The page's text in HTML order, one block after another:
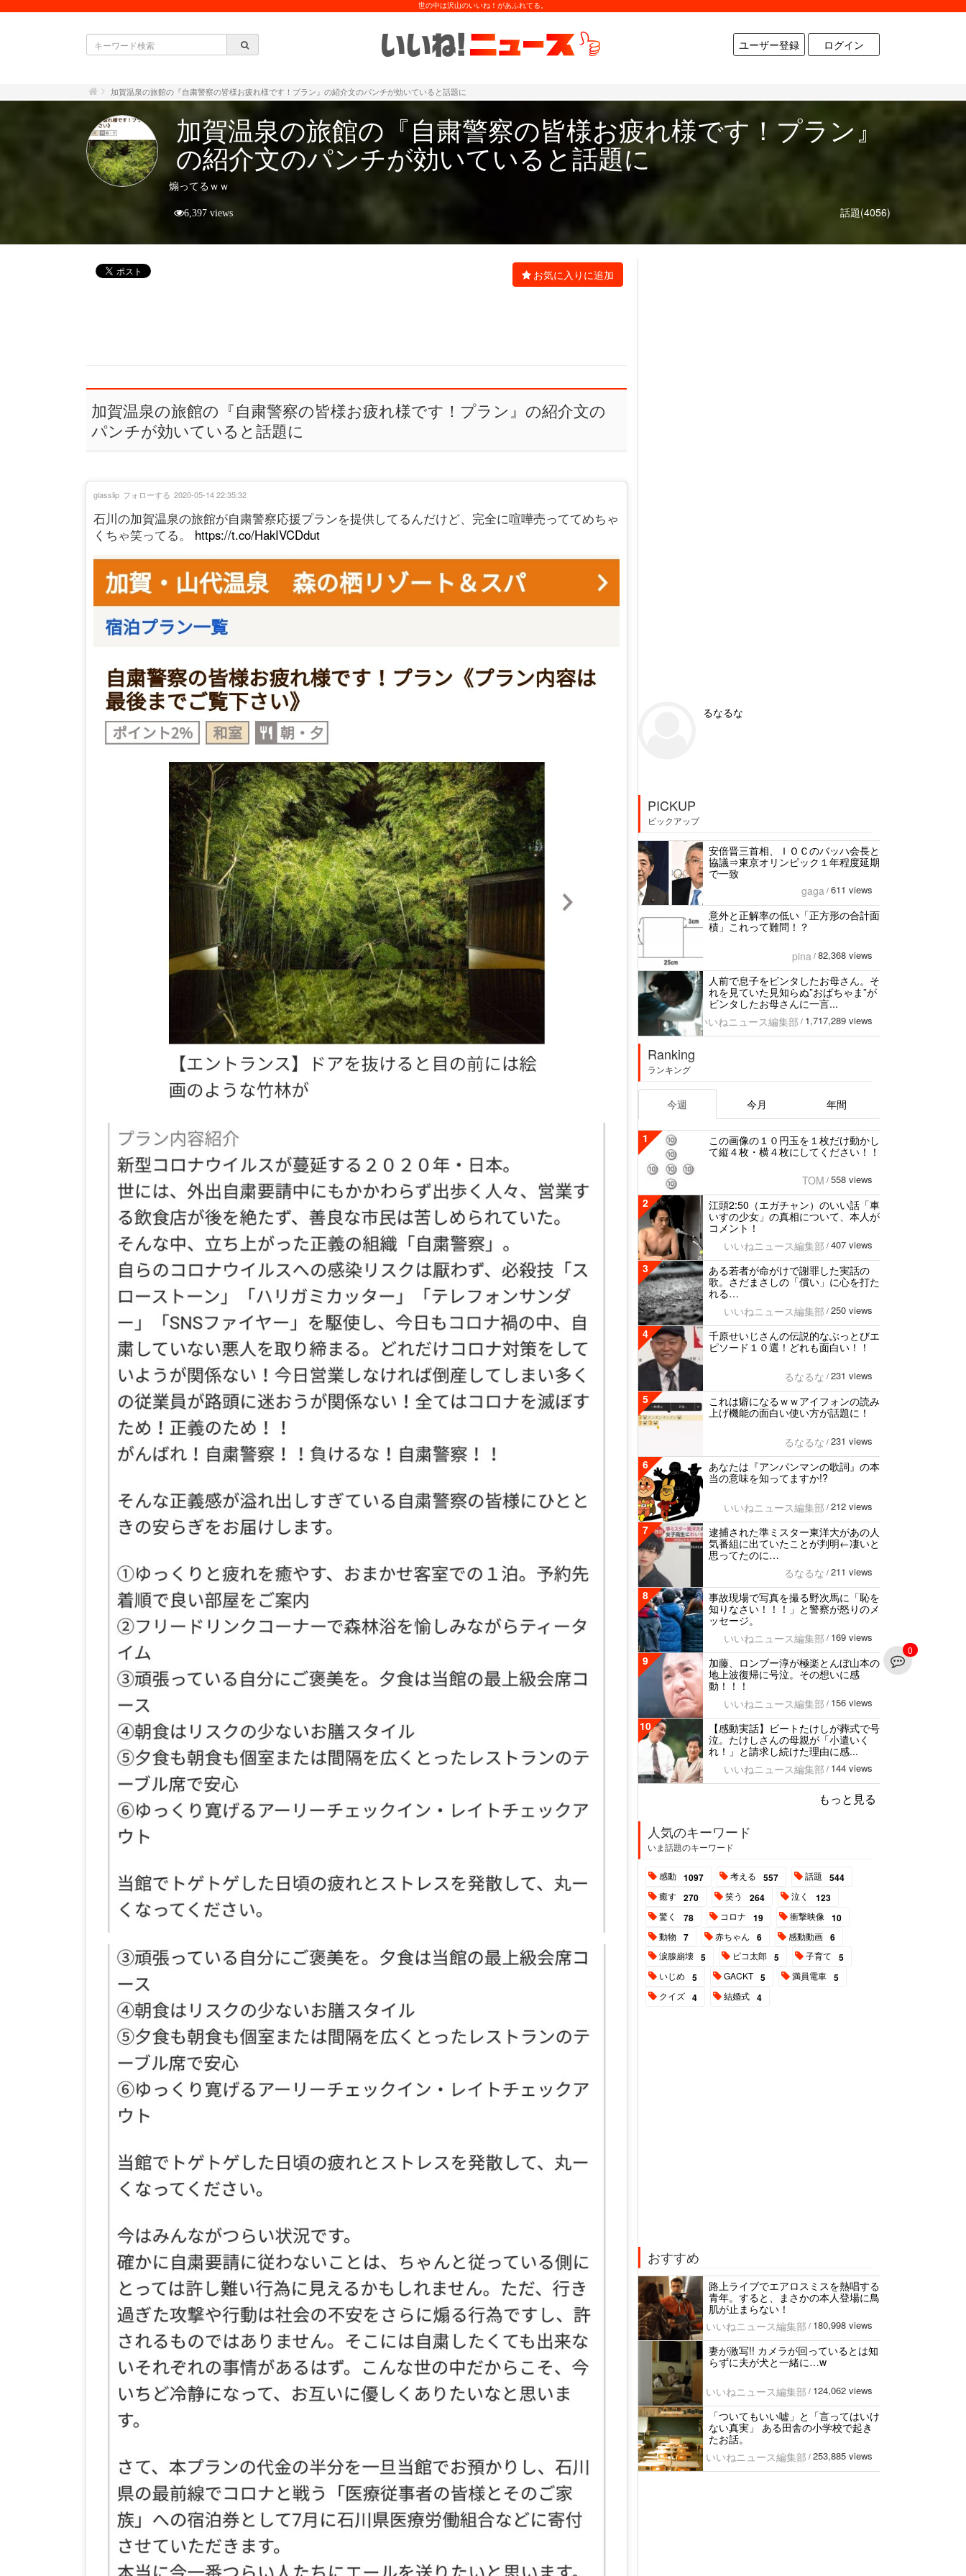
世の中は沢山のいいね！があふれてる。
ユーザー登録 ログイン
加賀温泉の旅館の『自粛警察の皆様お疲れ様です！プラン』の紹介文のパンチが効いていると話題に
加賀温泉の旅館の『自粛警察の皆様お疲れ様です！プラン』
の紹介文のパンチが効いていると話題に
煽ってるｗｗ
話題(4056)
6,397 views
お気に入りに追加
加賀温泉の旅館の『自粛警察の皆様お疲れ様です！プラン』の紹介文の
パンチが効いていると話題に
石川の加賀温泉の旅館が自粛警察応援プランを提供してるんだけど、完全に喧嘩売っててめちゃ
くちゃ笑ってる。 https://t.co/HakIVCDdut
glasslip フォローする 2020-05-14 22:35:32
0
るなるな
PICKUP
ピックアップ
安倍晋三首相、ＩＯＣのバッハ会長と
協議⇒東京オリンピック１年程度延期
で一致
gaga / 611 views
意外と正解率の低い「正方形の合計面
積」これって難問！？
pina / 82,368 views
人前で息子をビンタしたお母さん。そ
れを見ていた見知らぬ”おばちゃま”が
ビンタしたお母さんに一言...
いいねニュース編集部 / 1,717,289 views
Ranking
ランキング
今週 今月 年間
1
この画像の１０円玉を１枚だけ動かし
て縦４枚・横４枚にしてください！！
TOM / 558 views
2
江頭2:50（エガチャン）のいい話「車
いすの少女」の真相について、本人が
コメント！
いいねニュース編集部 / 407 views
3
ある若者が命がけで謝罪した実話の
歌。さだまさしの「償い」に心を打た
れる…
いいねニュース編集部 / 250 views
4
千原せいじさんの伝説的なぶっとびエ
ピソード１０選！どれも面白い！！
るなるな / 231 views
5
これは癖になるｗｗアイフォンの読み
上げ機能の面白い使い方が話題に！
るなるな / 231 views
6
あなたは『アンパンマンの歌詞』の本
当の意味を知ってますか!?
いいねニュース編集部 / 212 views
7
逮捕された準ミスター東洋大があの人
気番組に出ていたことが判明←凄いと
思ってたのに…
るなるな / 211 views
8
事故現場で写真を撮る野次馬に「恥を
知りなさい！！！」と警察が怒りのメ
ッセージ。
いいねニュース編集部 / 169 views
9
加藤、ロンブー淳が極楽とんぼ山本の
地上波復帰に号泣。その想いに感
動！！！
いいねニュース編集部 / 156 views
10
【感動実話】ビートたけしが葬式で号
泣。たけしさんの母親が「小遣いく
れ！」と請求し続けた理由に感...
いいねニュース編集部 / 144 views
もっと見る
人気のキーワード
いま話題のキーワード
感動 1097 考える 557 話題 544
癒す 270 笑う 264 泣く 123
驚く 78 コロナ 19 衝撃映像 10
動物 7 赤ちゃん 6 感動動画 6
涙腺崩壊 5 ピコ太郎 5 子育て 5
いじめ 5 GACKT 5 満員電車 5
クイズ 4 結婚式 4
おすすめ
路上ライブでエアロスミスを熱唱する
青年。すると、まさかの本人登場に鳥
肌が止まらない！
いいねニュース編集部 / 180,998 views
妻が激写!! カメラが回っているとは知
らずに夫が犬と一緒に…w
いいねニュース編集部 / 124,062 views
「ついてもいい嘘」と「言ってはいけ
ない真実」 ある田舎の小学校で起き
たお話。
いいねニュース編集部 / 253,885 views